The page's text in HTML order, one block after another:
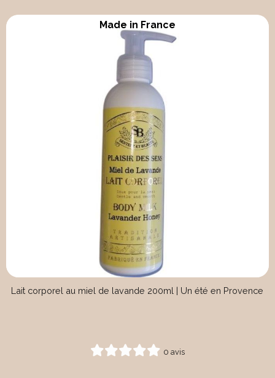
Lait corporel au miel de lavande 200ml | Un été en Provence
0 avis
Made in France